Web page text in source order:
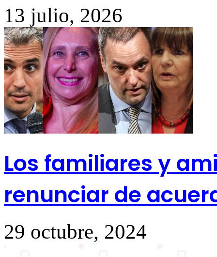
13 julio, 2026
Los familiares y
renunciar de
29 octubre, 2024